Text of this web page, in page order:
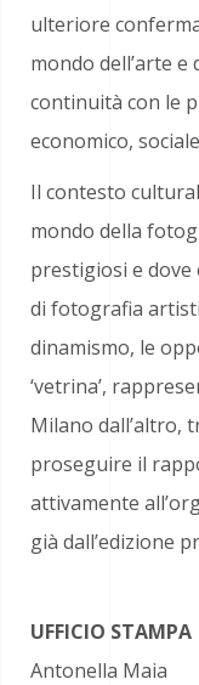
ulteriore
mondo dell’arte
continuità con le
economico,
Il contesto
mondo della
prestigiosi e dove
di fotografia
dinamismo, le
‘vetrina’,
Milano dall’altro,
proseguire il
attivamente
già dall’edizione
UFFICIO STAMPA
Antonella Maia